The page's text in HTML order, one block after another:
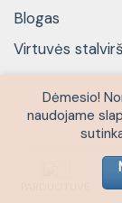
Blogas
Virtuvės
Dėmesio!
naudojame